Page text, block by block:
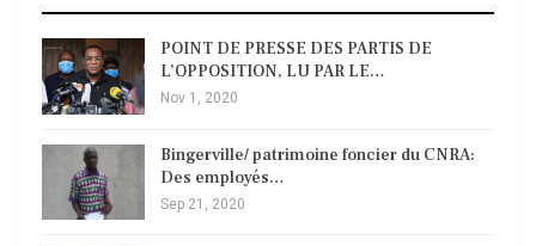
POINT DE PRESSE DES PARTIS DE
L’OPPOSITION, LU PAR LE…
Nov 1, 2020
Bingerville/ patrimoine foncier du CNRA:
Des employés…
Sep 21, 2020